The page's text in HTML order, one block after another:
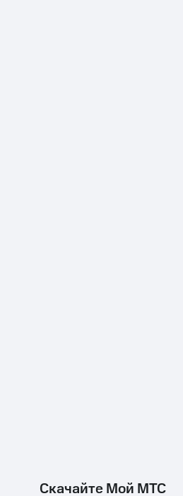
Скачайте Мой МТС